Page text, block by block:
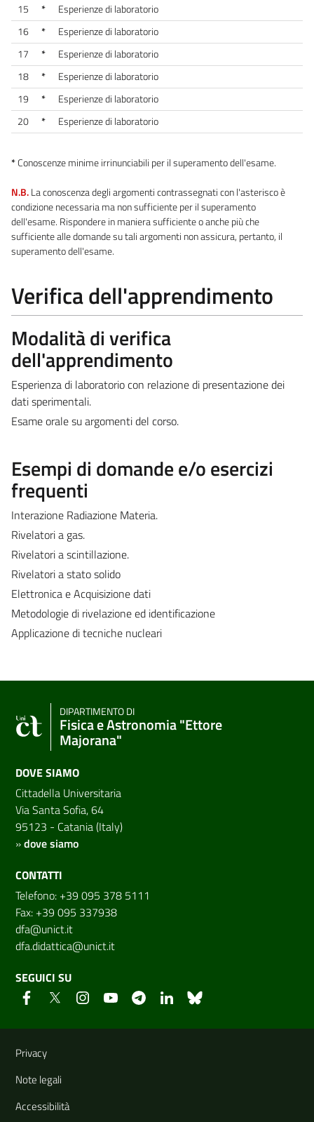
15
*
Esperienze di laboratorio
16
*
Esperienze di laboratorio
17
*
Esperienze di laboratorio
18
*
Esperienze di laboratorio
19
*
Esperienze di laboratorio
20
* Esperienze di laboratorio
*Conoscenze minime irrinunciabili per il superamento dell'esame.
N.B.La conoscenza degli argomenti contrassegnati con l'asterisco è
condizione necessaria ma non sufficiente per il superamento
dell'esame. Rispondere in maniera sufficiente o anche più che
sufficiente alle domande su tali argomenti non assicura, pertanto, il
superamento dell'esame.
Verifica dell'apprendimento
Modalità di verifica
dell'apprendimento
Esperienza di laboratorio con relazione di presentazione dei
dati sperimentali.
Esame orale su argomenti del corso.
Esempi di domande e/o esercizi
frequenti
Interazione Radiazione Materia.
Rivelatori a gas.
Rivelatori a scintillazione.
Rivelatori a stato solido
Elettronica e Acquisizione dati
Metodologie di rivelazione ed identificazione
Applicazione di tecniche nucleari
DIPARTIMENTO DI
Fisica e Astronomia "Ettore
Majorana"
DOVE SIAMO
Cittadella Universitaria
Via Santa Sofia, 64
95123 - Catania (Italy)
»dove siamo
CONTATTI
Telefono: +39 095 378 5111
Fax: +39 095 337938
dfa@unict.it
dfa.didattica@unict.it
SEGUICI SU
Link e informazioni utili
Privacy
Note legali
Accessibilità